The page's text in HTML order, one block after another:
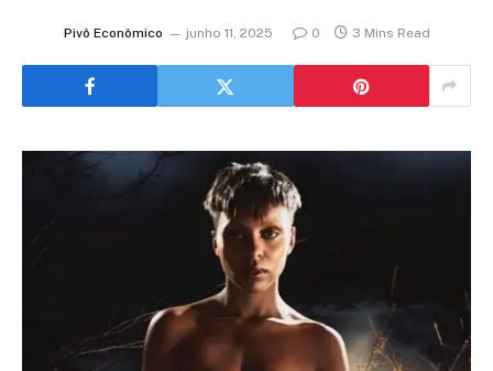
Pivô Econômico junho 11, 2025 0 3 Mins Read